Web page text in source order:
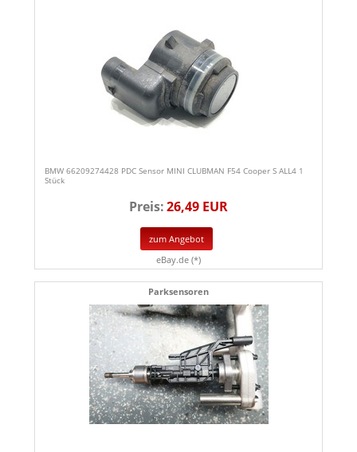
BMW 66209274428 PDC Sensor MINI CLUBMAN F54 Cooper S ALL4 1
Stück
Preis:26,49 EUR
zum Angebot
eBay.de (*)
Parksensoren